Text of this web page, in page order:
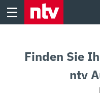
Skip
Finden Sie
ntv